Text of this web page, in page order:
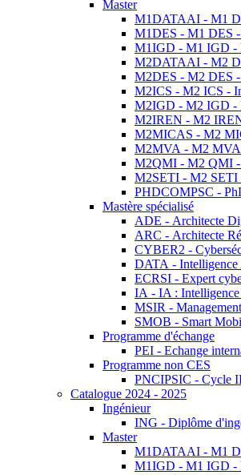
Master
M1DATAAI - M1
M1DES - M1 DES -
M1IGD - M1 IGD -
M2DATAAI - M2
M2DES - M2 DES -
M2ICS - M2 ICS -
M2IGD - M2 IGD -
M2IREN - M2 IREN
M2MICAS - M2
M2MVA - M2 MVA
M2QMI - M2 QMI -
M2SETI - M2 SETI
PHDCOMPSC -
Mastère spécialisé
ADE - Architecte
ARC - Architecte
CYBER2 -
DATA -
ECRSI - Expert
IA - IA :
MSIR -
SMOB - Smart
Programme d'échange
PEI - Echange
Programme non CES
PNCIPSIC - Cycle
Catalogue 2024 - 2025
Ingénieur
ING - Diplôme
Master
M1DATAAI - M1
M1IGD - M1 IGD -